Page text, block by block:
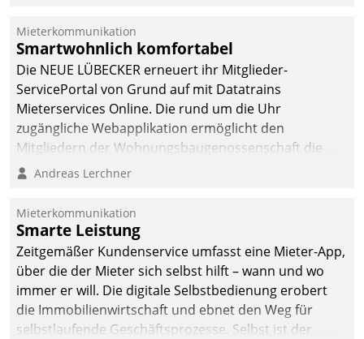
integrieren.
Mieterkommunikation
Smartwohnlich komfortabel
Die NEUE LÜBECKER erneuert ihr Mitglieder-
ServicePortal von Grund auf mit Datatrains
Mieterservices Online. Die rund um die Uhr
zugängliche Webapplikation ermöglicht den
Mitgliedern der Wohnungs­bau­genossenschaft die
Kontaktaufnahme per Smartphone, Tablet oder PC.
Andreas Lerchner
Mieterkommunikation
Smarte Leistung
Zeitgemäßer Kundenservice umfasst eine Mieter-App,
über die der Mieter sich selbst hilft – wann und wo
immer er will. Die digitale Selbstbedienung erobert
die Immobilienwirtschaft und ebnet den Weg für
selbstlaufende Geschäftsprozesse. Selbst ist der